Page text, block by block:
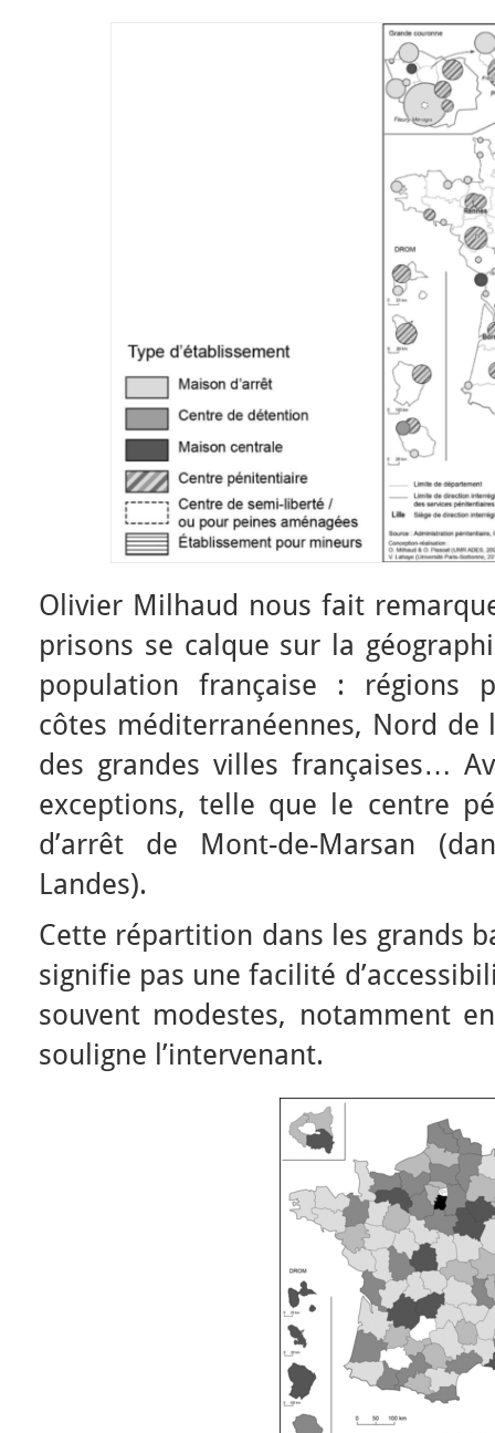
Olivier Milhaud nous fait
prisons se calque sur la
population française : régions
côtes méditerranéennes, Nord de
des grandes villes françaises…
exceptions, telle que le centre
d’arrêt de Mont-de-Marsan
Landes).
Cette répartition dans les grands
signifie pas une facilité
souvent modestes, notamment
souligne l’intervenant.